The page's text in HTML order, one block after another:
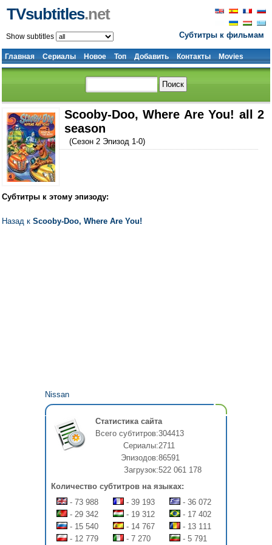
Субтитры к фильмам
TVsubtitles.net
Главная Сериалы Новое Топ Добавить Контакты Movies
Show subtitles
Scooby-Doo, Where Are You! all 2
season
(Сезон 2 Эпизод 1-0)
Субтитры к этому эпизоду:
Назад к Scooby-Doo, Where Are You!
Nissan
Статистика сайта
Всего субтитров:304413
Сериалы:2711
Эпизодов:86591
Загрузок:522 061 178
Количество субтитров на языках:
- 73 988
- 39 193
- 36 072
- 29 342
- 19 312
- 17 402
- 15 540
- 14 767
- 13 111
- 12 779
- 7 270 - 5 791